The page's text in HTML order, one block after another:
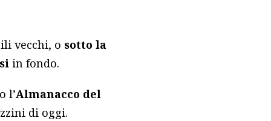
vecchi, o sotto la
in fondo.
l’Almanacco del
di oggi.